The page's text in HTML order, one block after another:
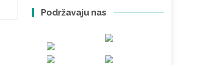
Podržavaju nas